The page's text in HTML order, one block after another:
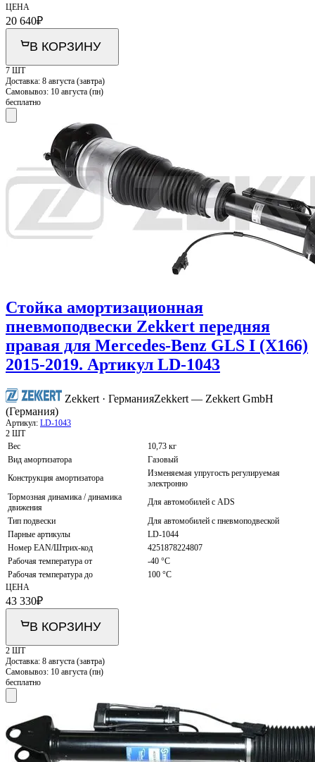
ЦЕНА
20 640₽
В КОРЗИНУ
7 ШТ
Доставка: 8 августа (завтра)
Самовывоз: 10 августа (пн)
бесплатно
Стойка амортизационная
пневмоподвески Zekkert передняя
правая для Mercedes-Benz GLS I (X166)
2015-2019. Артикул LD-1043
Zekkert · ГерманияZekkert — Zekkert GmbH
(Германия)
Артикул: LD-1043
2 ШТ
Вес
10,73 кг
Вид амортизатора
Газовый
Конструкция амортизатора
Изменяемая упругость регулируемая
электронно
Тормозная динамика / динамика
движения
Для автомобилей с ADS
Тип подвески
Для автомобилей с пневмоподвеской
Парные артикулы
LD-1044
Номер EAN/Штрих-код
4251878224807
Рабочая температура от
-40 °С
Рабочая температура до
100 °С
ЦЕНА
43 330₽
В КОРЗИНУ
2 ШТ
Доставка: 8 августа (завтра)
Самовывоз: 10 августа (пн)
бесплатно